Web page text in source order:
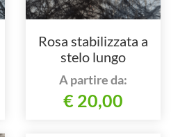
Rosa stabilizzata a
stelo lungo
A partire da:
€ 20,00